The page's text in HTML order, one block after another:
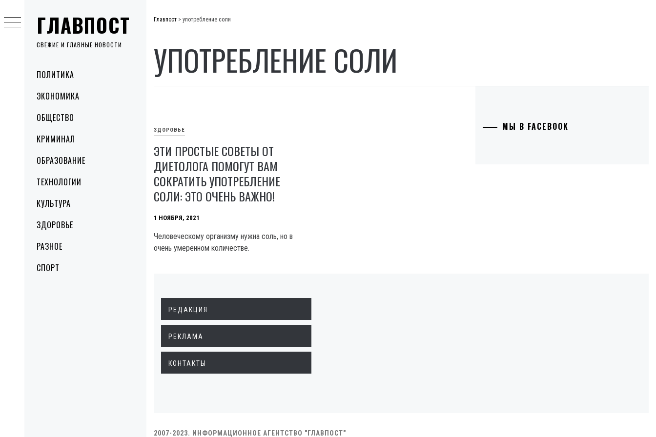
ГЛАВПОСТ
СВЕЖИЕ И ГЛАВНЫЕ НОВОСТИ
MenuПОЛИТИКА
ЭКОНОМИКА
ОБЩЕСТВО
КРИМИНАЛ
ОБРАЗОВАНИЕ
ТЕХНОЛОГИИ
КУЛЬТУРА
ЗДОРОВЬЕ
РАЗНОЕ
СПОРТ
to
content
Главпост > употребление соли
УПОТРЕБЛЕНИЕ СОЛИ
ЗДОРОВЬЕ
ЭТИ ПРОСТЫЕ СОВЕТЫ ОТ
ДИЕТОЛОГА ПОМОГУТ ВАМ
СОКРАТИТЬ УПОТРЕБЛЕНИЕ
СОЛИ: ЭТО ОЧЕНЬ ВАЖНО!
1 НОЯБРЯ, 2021
Человеческому организму нужна соль, но в
очень умеренном количестве.
МЫ В FACEBOOK
РЕДАКЦИЯ
РЕКЛАМА
КОНТАКТЫ
2007-2023. ИНФОРМАЦИОННОЕ АГЕНТСТВО "ГЛАВПОСТ"